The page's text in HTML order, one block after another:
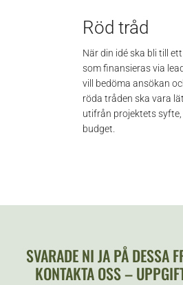
Röd tråd
När din idé ska bli till
som finansieras via
vill bedöma ansökan
röda tråden ska vara
utifrån projektets
budget.
SVARADE NI JA PÅ DESSA
KONTAKTA OSS –